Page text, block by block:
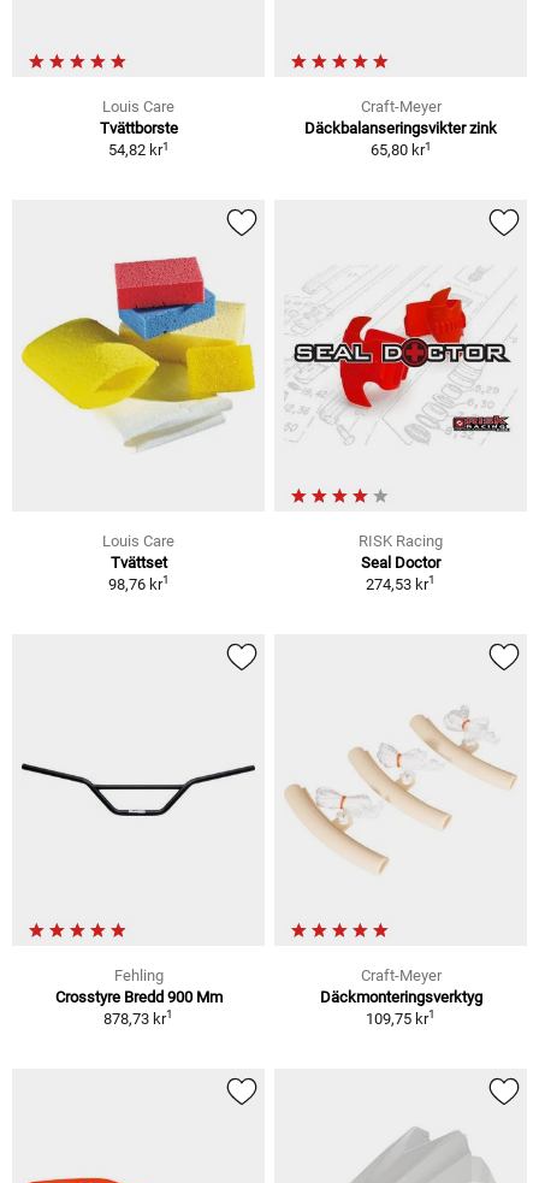
Louis Care
Tvättborste
54,82 kr1
Craft-Meyer
Däckbalanseringsvikter zink
65,80 kr1
Louis Care
Tvättset
98,76 kr1
RISK Racing
Seal Doctor
274,53 kr1
Fehling
Crosstyre Bredd 900 Mm
878,73 kr1
Craft-Meyer
Däckmonteringsverktyg
109,75 kr1